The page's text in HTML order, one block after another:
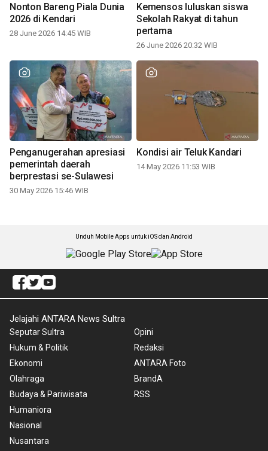
Nonton Bareng Piala Dunia
2026 di Kendari
28 June 2026 14:45 WIB
Kemensos luluskan siswa
Sekolah Rakyat di tahun
pertama
26 June 2026 20:32 WIB
Penganugerahan apresiasi
pemerintah daerah
berprestasi se-Sulawesi
30 May 2026 15:46 WIB
Kondisi air Teluk Kandari
14 May 2026 11:53 WIB
Unduh Mobile Apps untuk iOS dan Android
Jelajahi ANTARA News Sultra
Seputar Sultra
Hukum & Politik
Ekonomi
Olahraga
Budaya & Pariwisata
Humaniora
Nasional
Nusantara
Opini
Redaksi
ANTARA Foto
BrandA
RSS